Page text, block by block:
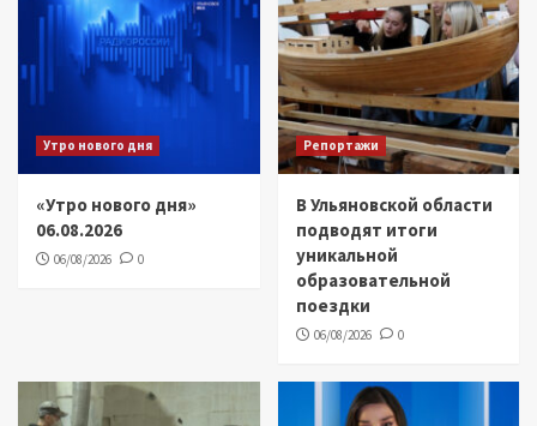
Утро нового дня
«Утро нового дня»
06.08.2026
06/08/2026 0
Репортажи
В Ульяновской области
подводят итоги
уникальной
образовательной
поездки
06/08/2026 0